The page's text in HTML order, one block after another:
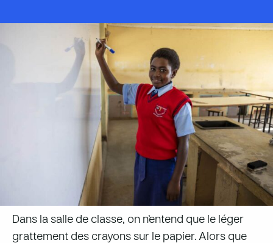
Dans la salle de classe, on n’entend que le léger
grattement des crayons sur le papier. Alors que